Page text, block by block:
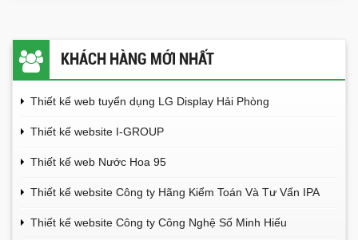
KHÁCH HÀNG MỚI NHẤT
Thiết kế web tuyển dụng LG Display Hải Phòng
Thiết kế website I-GROUP
Thiết kế web Nước Hoa 95
Thiết kế website Công ty Hãng Kiểm Toán Và Tư Vấn IPA
Thiết kế website Công ty Công Nghệ Số Minh Hiếu